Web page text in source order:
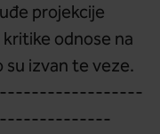
projekcije
odnose na
izvan te veze.